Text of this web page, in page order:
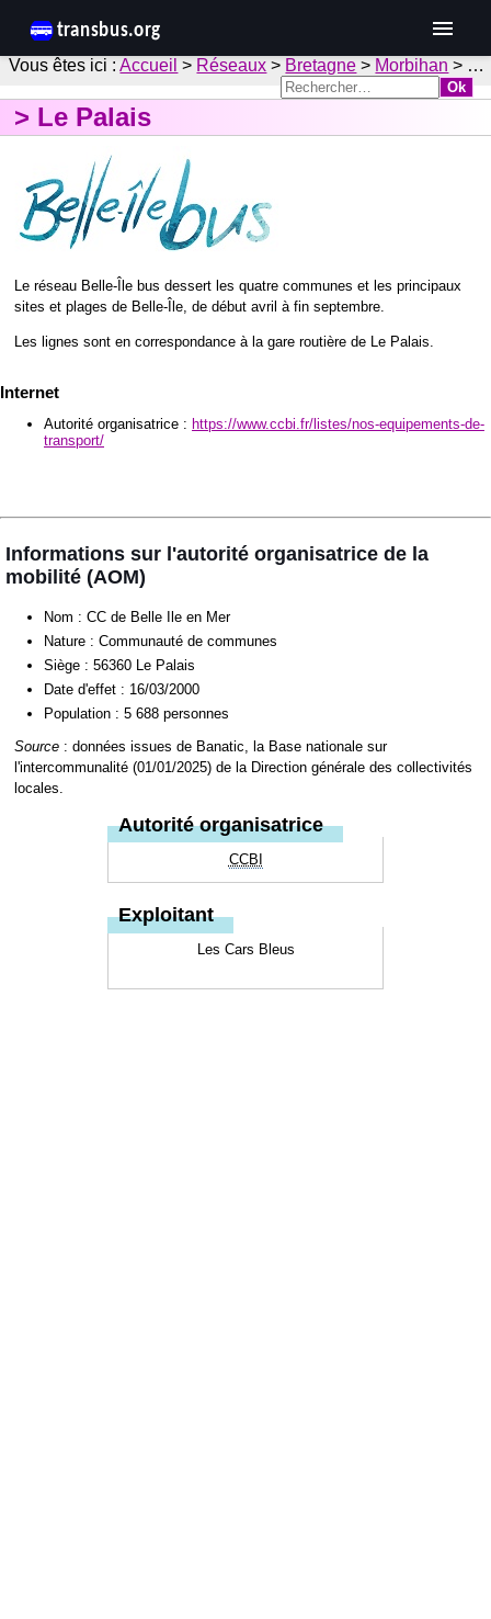
Accueil > Réseaux > Bretagne > Morbihan > …
Le Palais
Le réseau Belle-Île bus dessert les quatre communes et les principaux
sites et plages de Belle-Île, de début avril à fin septembre.
Les lignes sont en correspondance à la gare routière de Le Palais.
Internet
Autorité organisatrice : https://www.ccbi.fr/listes/nos-equipements-de-
transport/
Informations sur l'autorité organisatrice de la
mobilité (AOM)
Nom : CC de Belle Ile en Mer
Nature : Communauté de communes
Siège : 56360 Le Palais
Date d'effet : 16/03/2000
Population : 5 688 personnes
Source : données issues de Banatic, la Base nationale sur
l'intercommunalité (01/01/2025) de la Direction générale des collectivités
locales.
Autorité organisatrice
CCBI
Exploitant
Les Cars Bleus